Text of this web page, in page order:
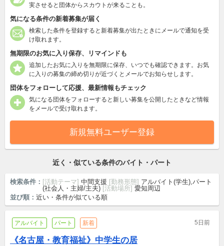
実させると団体からスカウトが来ることも。
気になる条件の新着募集が届く
検索した条件を登録すると新着募集が出たときにメールで通知を受
け取れます。
無期限のお気に入り保存、リマインドも
追加したお気に入りを無期限に保存、いつでも確認できます。お気
に入りの募集の締め切りが近づくとメールでお知らせします。
団体をフォローして応援、最新情報もチェック
気になる団体をフォローすると新しい募集を公開したときなど情報
をメールで受け取れます。
新規無料ユーザー登録
近く・似ている条件のバイト・パート
検索条件： [活動テーマ] 中間支援 [勤務形態] アルバイト(学生),パート
(社会人・主婦/主夫) [活動場所] 愛知周辺
並び順： 近い・条件が似ている順
アルバイト パート 新着 5日前
《名古屋・教育福祉》中学生の居